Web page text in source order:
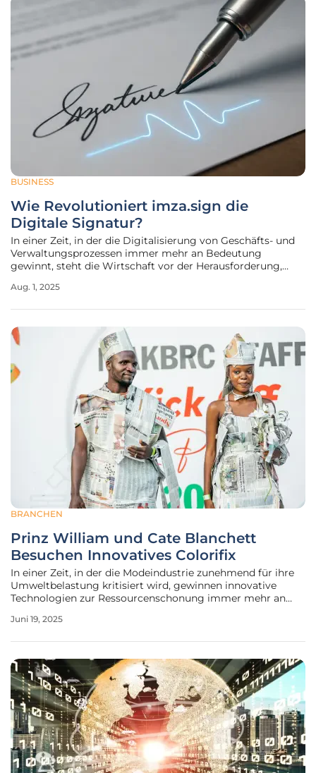
BUSINESS
Wie Revolutioniert imza.sign die
Digitale Signatur?
In einer Zeit, in der die Digitalisierung von Geschäfts- und
Verwaltungsprozessen immer mehr an Bedeutung
gewinnt, steht die Wirtschaft vor der Herausforderung,
Dokumenten und Verträgen zu finden. Genau hier setzt die
Aug. 1, 2025
BRANCHEN
Prinz William und Cate Blanchett
Besuchen Innovatives Colorifix
In einer Zeit, in der die Modeindustrie zunehmend für ihre
Umweltbelastung kritisiert wird, gewinnen innovative
Technologien zur Ressourcenschonung immer mehr an
ihren hohen Wasser- und Chemikalienverbrauch, was die
Juni 19, 2025